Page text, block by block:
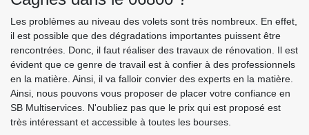
Les problèmes au niveau des volets sont très nombreux. En effet,
il est possible que des dégradations importantes puissent être
rencontrées. Donc, il faut réaliser des travaux de rénovation. Il est
évident que ce genre de travail est à confier à des professionnels
en la matière. Ainsi, il va falloir convier des experts en la matière.
Ainsi, nous pouvons vous proposer de placer votre confiance en
SB Multiservices. N'oubliez pas que le prix qui est proposé est
très intéressant et accessible à toutes les bourses.